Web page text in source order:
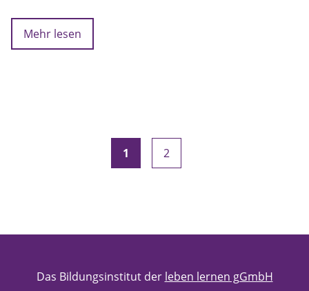
Mehr lesen
1 2
Das Bildungsinstitut der leben lernen gGmbH